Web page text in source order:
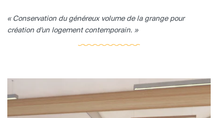
« Conservation du généreux volume de la grange pour
création d'un logement contemporain. »